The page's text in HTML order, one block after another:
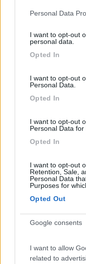
Please note that this
not limited to your
use your data for
Personal Data
I want to opt-out
personal data.
Opted In
I want to opt-out
Personal Data.
Opted In
I want to opt-out
Personal Data for
Opted In
I want to opt-out
Retention, Sale,
Personal Data
Purposes for
Opted Out
Google consents
I want to allow
related to
camminare per
doccia ad un
Peccato, perchè
pinseria ottima...
Accoglienza Prezzo
Buon punto di
raggiungere a
camper. Docce
bagni nuovo e
piatti. C/S
Personale gentile
Accessibilità